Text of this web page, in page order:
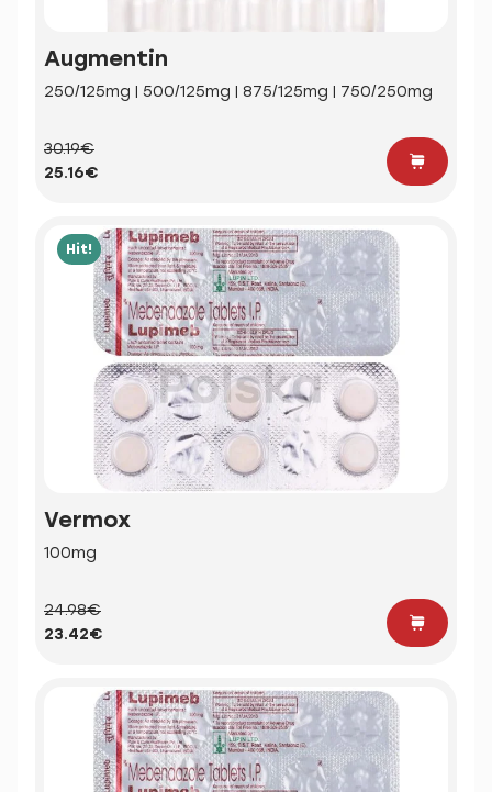
Augmentin
250/125mg | 500/125mg | 875/125mg | 750/250mg
30.19€
25.16€
Hit!
Vermox
100mg
24.98€
23.42€